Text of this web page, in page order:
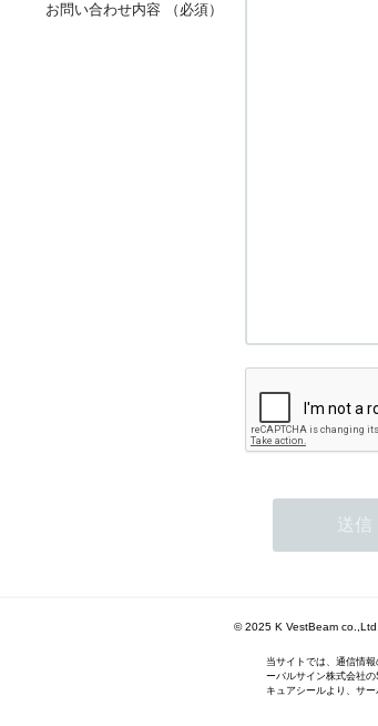
お問い合わせ内容 （必須）
© 2025 K VestBeam
当サイトでは、通信情
ーバルサイン株式会社
キュアシールより、サ